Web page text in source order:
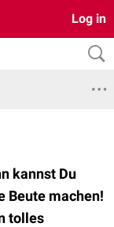
Log in
kannst Du
Beute machen!
tolles